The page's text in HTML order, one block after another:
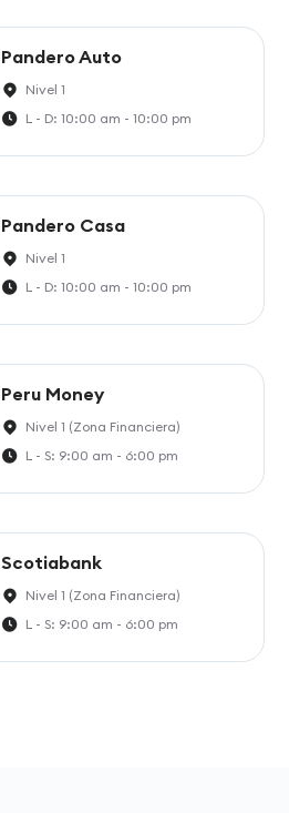
Pandero Auto
Nivel 1
L - D: 10:00 am - 10:00 pm
Pandero Casa
Nivel 1
L - D: 10:00 am - 10:00 pm
Peru Money
Nivel 1 (Zona Financiera)
L - S: 9:00 am - 6:00 pm
Scotiabank
Nivel 1 (Zona Financiera)
L - S: 9:00 am - 6:00 pm